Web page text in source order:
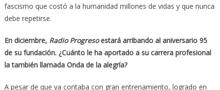
fascismo que costó a la humanidad millones de vidas y que nunca
debe repetirse.
En diciembre, Radio Progresoestará arribando al aniversario 95
de su fundación. ¿Cuánto le ha aportado a su carrera profesional
la también llamada Onda de la alegría?
A pesar de que ya contaba con gran entrenamiento, logrado en